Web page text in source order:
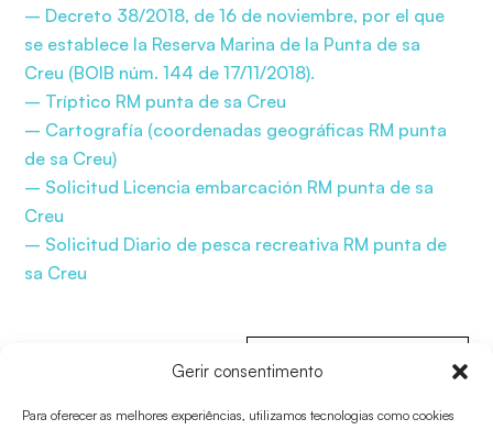
Gerir consentimento
Para oferecer as melhores experiências, utilizamos tecnologias como cookies
– Decreto 38/2018, de 16 de noviembre, por el que
se establece la Reserva Marina de la Punta de sa
Creu (BOIB núm. 144 de 17/11/2018).
– Tríptico RM punta de sa Creu
– Cartografía (coordenadas geográficas RM punta
de sa Creu)
– Solicitud Licencia embarcación RM punta de sa
Creu
– Solicitud Diario de pesca recreativa RM punta de
sa Creu
Voltar a Flora e fauna